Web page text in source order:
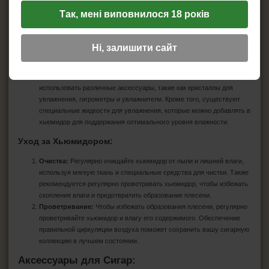
Способы Хранения Сигар:
Условия Хранения:Важно хранить сигары в хьюмидоре при
температуре от 18 до 21 градуса Цельсия и влажности от 65% до
72%. Для этого важно периодически проверять и калибровать
использовать различные аксессуары, такие как кристаллы для
увлажнения, гигрометры и увлажнители. Кроме того, существуют
специальные жидкости для увлажнения, которые можно добавлять в
хьюмидор для поддержания оптимального уровня влажности.
Уход за Хьюмидором:
Очистка: Регулярно очищайте хьюмидор от пыли и лишней влаги,
используя мягкую ткань и специальные средства для чистки. Также
рекомендуется регулярно проветривать хьюмидор, чтобы избежать
скопления влаги и предотвратить образование плесени.
Проветривание: Чтобы избежать образования плесени, регулярно
проветривайте хьюмидор и влагу его содержимого. Обеспечение
правильной циркуляции воздуха поможет сохранить вашу сигарную
коллекцию в лучшем состоянии.
Аксессуары для Сигар:
Так, мені виповнилося 18 років
Ні, залишити сайт